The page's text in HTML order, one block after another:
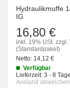
Hydraulikmuffe
IG
16,80 €
inkl. 19% USt. zzgl.
(Standardpaket)
Netto: 14,12 €
Verfügbar
Lieferzeit: 3 - 8 Tage
Ausland